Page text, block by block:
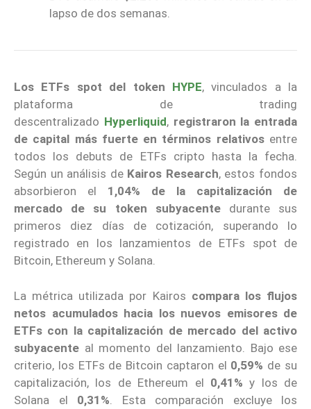
lapso de dos semanas.
Los ETFs spot del token HYPE, vinculados a la
plataforma de trading
descentralizado Hyperliquid, registraron la entrada
de capital más fuerte en términos relativosentre
todos los debuts de ETFs cripto hasta la fecha.
Según un análisis de Kairos Research, estos fondos
absorbieron el 1,04% de la capitalización de
mercado de su token subyacente durante sus
primeros diez días de cotización, superando lo
registrado en los lanzamientos de ETFs spot de
Bitcoin, Ethereum y Solana.
La métrica utilizada por Kairos compara los flujos
netos acumulados hacia los nuevos emisores de
ETFs con la capitalización de mercado del activo
subyacente al momento del lanzamiento. Bajo ese
criterio, los ETFs de Bitcoin captaron el 0,59% de su
capitalización, los de Ethereum el 0,41% y los de
Solana el 0,31% . Esta comparación excluye los